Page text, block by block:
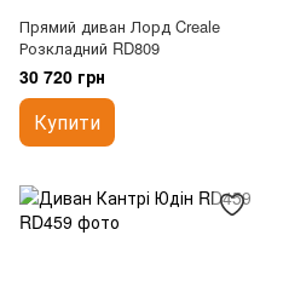
Прямий диван Лорд Creale
Розкладний RD809
30 720 грн
Купити